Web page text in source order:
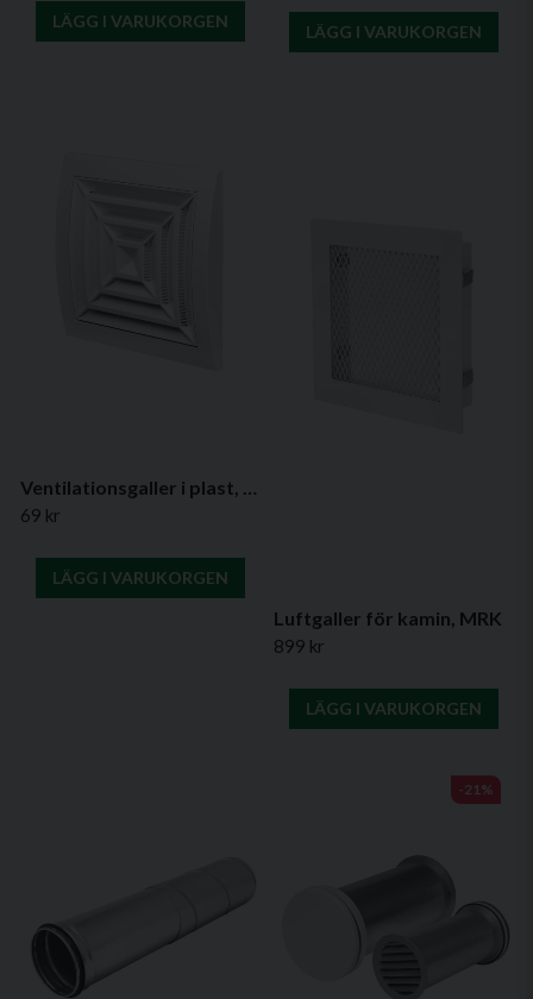
LÄGG I VARUKORGEN
LÄGG I VARUKORGEN
69 kr
LÄGG I VARUKORGEN
Luftgaller för kamin, MRK
899 kr
LÄGG I VARUKORGEN
-21%